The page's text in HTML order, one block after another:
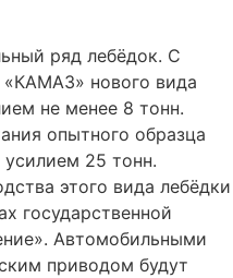
ряд лебёдок. С
«КАМАЗ» нового вида
не менее 8 тонн.
опытного образца
25 тонн.
этого вида лебёдки
государственной
Автомобильными
приводом будут